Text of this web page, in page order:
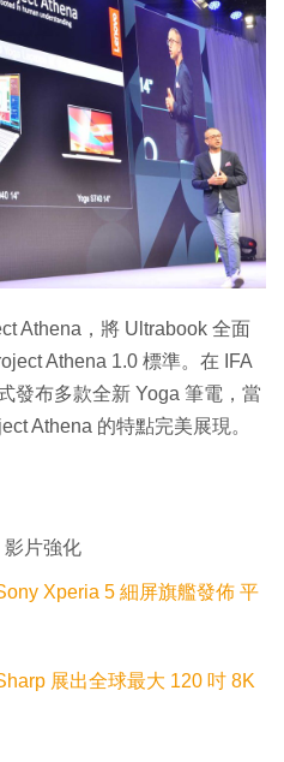
Athena，將 Ultrabook 全面
Athena 1.0 標準。在 IFA
發布多款全新 Yoga 筆電，當
Athena 的特點完美展現。
片強化
Xperia 5 細屏旗艦發佈 平
展出全球最大 120 吋 8K